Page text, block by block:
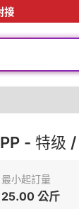
接
- 特级
最小起訂量
25.00 公斤